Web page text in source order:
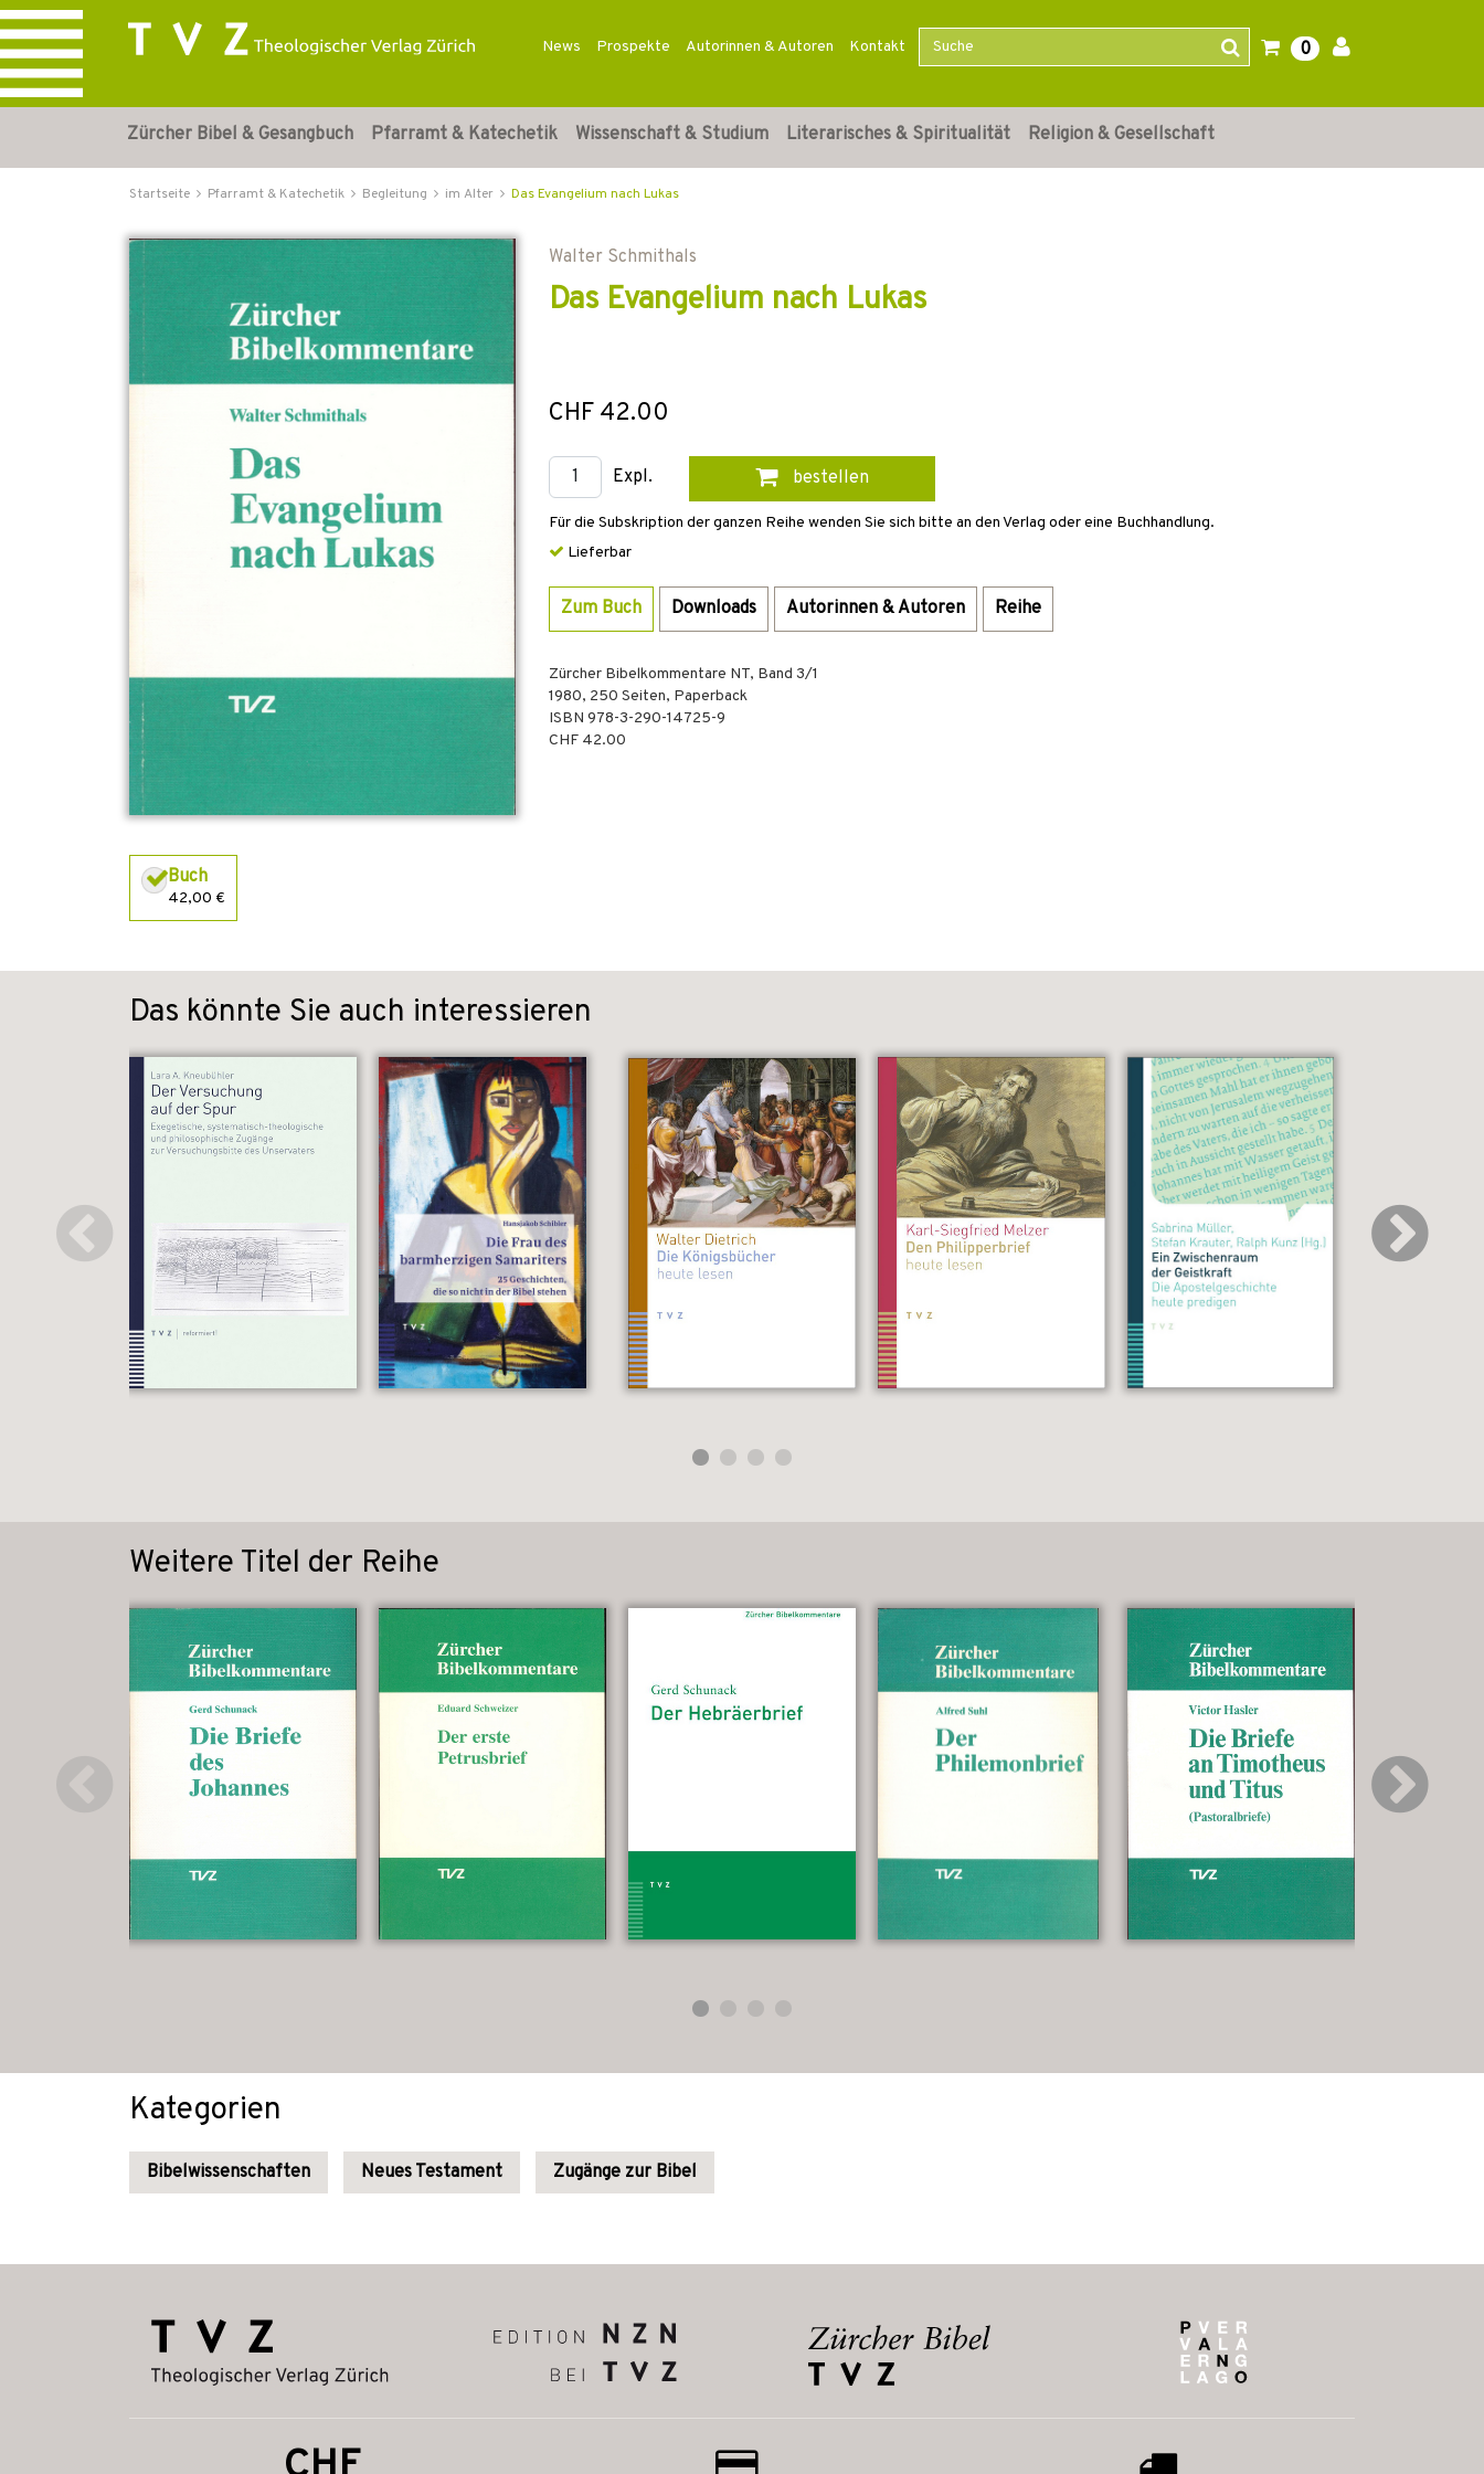
News Prospekte Autorinnen & Autoren Kontakt 0
Zürcher Bibel & Gesangbuch Pfarramt & Katechetik Wissenschaft & Studium Literarisches & Spiritualität Religion & Gesellschaft
Startseite Pfarramt & Katechetik Begleitung im Alter Das Evangelium nach Lukas
Buch
42,00 €
Walter Schmithals
Das Evangelium nach Lukas
CHF 42.00
Expl. bestellen
Für die Subskription der ganzen Reihe wenden Sie sich bitte an den Verlag oder eine Buchhandlung.
Lieferbar
Zum Buch Downloads Autorinnen & Autoren Reihe
Zürcher Bibelkommentare NT, Band 3/1
1980, 250 Seiten, Paperback
ISBN 978-3-290-14725-9
CHF 42.00
Das könnte Sie auch interessieren
Weitere Titel der Reihe
Kategorien
Bibelwissenschaften Neues Testament Zugänge zur Bibel